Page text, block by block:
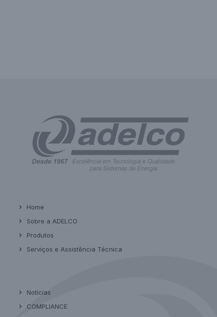
Home
Sobre a ADELCO
Produtos
Serviços e Assistência Técnica
Notícias
COMPLIANCE